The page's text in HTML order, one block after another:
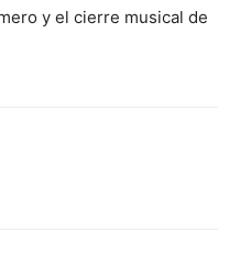
y el cierre musical de